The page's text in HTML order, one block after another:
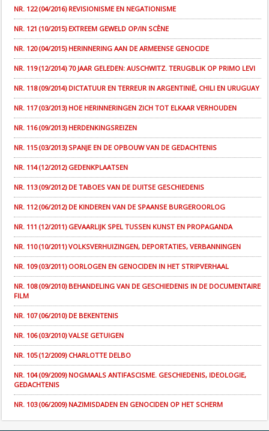
NR. 122 (04/2016) REVISIONISME EN NEGATIONISME
NR. 121 (10/2015) EXTREEM GEWELD OP/IN SCÈNE
NR. 120 (04/2015) HERINNERING AAN DE ARMEENSE GENOCIDE
NR. 119 (12/2014) 70 JAAR GELEDEN: AUSCHWITZ. TERUGBLIK OP PRIMO LEVI
NR. 118 (09/2014) DICTATUUR EN TERREUR IN ARGENTINIË, CHILI EN URUGUAY
NR. 117 (03/2013) HOE HERINNERINGEN ZICH TOT ELKAAR VERHOUDEN
NR. 116 (09/2013) HERDENKINGSREIZEN
NR. 115 (03/2013) SPANJE EN DE OPBOUW VAN DE GEDACHTENIS
NR. 114 (12/2012) GEDENKPLAATSEN
NR. 113 (09/2012) DE TABOES VAN DE DUITSE GESCHIEDENIS
NR. 112 (06/2012) DE KINDEREN VAN DE SPAANSE BURGEROORLOG
NR. 111 (12/2011) GEVAARLIJK SPEL TUSSEN KUNST EN PROPAGANDA
NR. 110 (10/2011) VOLKSVERHUIZINGEN, DEPORTATIES, VERBANNINGEN
NR. 109 (03/2011) OORLOGEN EN GENOCIDEN IN HET STRIPVERHAAL
NR. 108 (09/2010) BEHANDELING VAN DE GESCHIEDENIS IN DE DOCUMENTAIRE
FILM
NR. 107 (06/2010) DE BEKENTENIS
NR. 106 (03/2010) VALSE GETUIGEN
NR. 105 (12/2009) CHARLOTTE DELBO
NR. 104 (09/2009) NOGMAALS ANTIFASCISME. GESCHIEDENIS, IDEOLOGIE,
GEDACHTENIS
NR. 103 (06/2009) NAZIMISDADEN EN GENOCIDEN OP HET SCHERM